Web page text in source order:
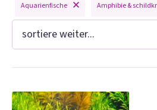
Aquarienfische Amphibie &